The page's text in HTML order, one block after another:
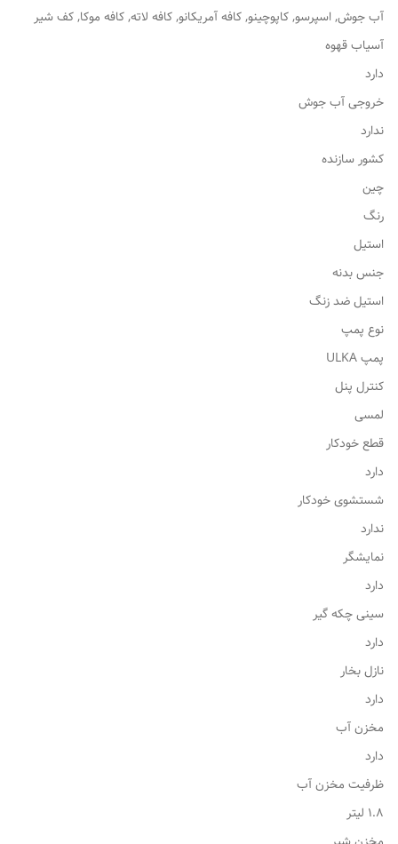
آب جوش, اسپرسو, کاپوچینو, کافه آمریکانو, کافه لاته, کافه موکا, کف شیر
آسیاب قهوه
دارد
خروجی آب جوش
ندارد
کشور سازنده
چین
رنگ
استیل
جنس بدنه
استیل ضد زنگ
نوع پمپ
پمپ ULKA
کنترل پنل
لمسی
قطع خودکار
دارد
شستشوی خودکار
ندارد
نمایشگر
دارد
سینی چکه گیر
دارد
نازل بخار
دارد
مخزن آب
دارد
ظرفیت مخزن آب
1.8 لیتر